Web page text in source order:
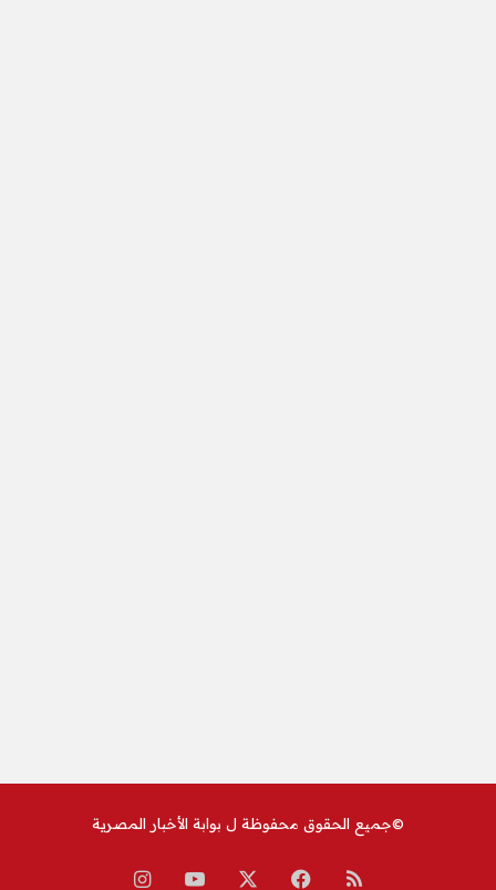
©جميع الحقوق محفوظة ل بوابة الأخبار المصرية
ملخص فيسبوك ‫YouTube